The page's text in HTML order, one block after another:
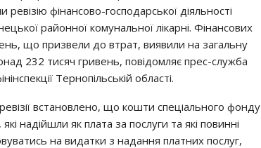
ревізію фінансово-господарської діяльності
районної комунальної лікарні. Фінансових
що призвели до втрат, виявили на загальну
232 тисяч гривень, повідомляє прес-служба
Тернопільській області.
встановлено, що кошти спеціального фонду
які надійшли як плата за послуги та які повинні
на видатки з надання платних послуг,